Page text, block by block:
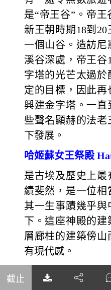
是“帝王谷”。帝
新王朝時期18到
一個山谷。造訪尼
溪谷深處，帝王谷
字塔的光芒太過於
定的目標，因此
興建金字塔。一
些聲名顯赫的法
下發展。
哈姬蘇女王祭殿
是古埃及歷史上
績斐然，是一位相
其一生事蹟幾乎與
下。這座神殿的
層廊柱的建築傍
有現代感。
曼儂巨像Colossi of